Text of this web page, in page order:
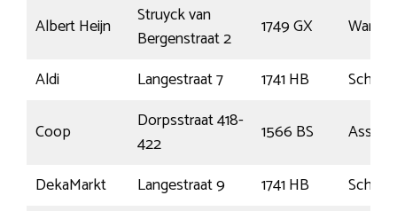
Albert Heijn
Struyck van
Bergenstraat 2
1749 GX
Aldi
Langestraat 7 1741 HB
Coop
Dorpsstraat 418-
422
1566 BS
DekaMarkt
Langestraat 9 1741 HB